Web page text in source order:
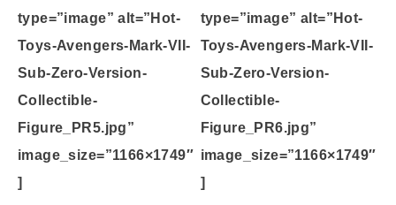
type=”image” alt=”Hot-
Toys-Avengers-Mark-VII-
Sub-Zero-Version-
Collectible-
Figure_PR5.jpg”
image_size=”1166×1749″
]
type=”image” alt=”Hot-
Toys-Avengers-Mark-VII-
Sub-Zero-Version-
Collectible-
Figure_PR6.jpg”
image_size=”1166×1749″
]